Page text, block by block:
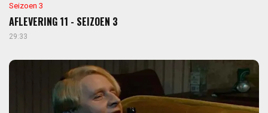
Seizoen 3
AFLEVERING 11 - SEIZOEN 3
29:33